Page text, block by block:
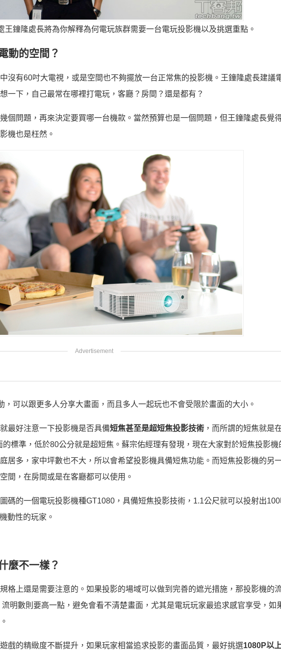
王鐘隆處長將為你解釋為何電玩族群需要一台電玩投影機以及挑選重點。
動的空間？
沒有60吋大電視，或是空間也不夠擺放一台正常焦的投影機。王鐘隆處長建議
一下，自己最常在哪裡打電玩，客廳？房間？還是都有？
個問題，再來決定要買哪一台機款。當然預算也是一個問題，但王鐘隆處長覺
機也是枉然。
，可以跟更多人分享大畫面，而且多人一起玩也不會受限於畫面的大小。
最好注意一下投影機是否具備短焦甚至是超短焦投影技術 ，而所謂的短焦就是
標準，低於80公分就是超短焦。蘇宗佑經理有發現，現在大家對於短焦投影機
居多，家中坪數也不大，所以會希望投影機具備短焦功能。而短焦投影機的另
間，在房間或是在客廳都可以使用。
碼的一個電玩投影機種GT1080，具備短焦投影技術，1.1公尺就可以投射出100
動性的玩家。
麼不一樣？
格上還是需要注意的。如果投影的場域可以做到完善的遮光措施，那投影機的
明數則要高一點，避免會看不清楚畫面，尤其是電玩玩家最追求感官享受，如
戲的精緻度不斷提升，如果玩家相當追求投影的畫面品質，最好挑選1080P以上